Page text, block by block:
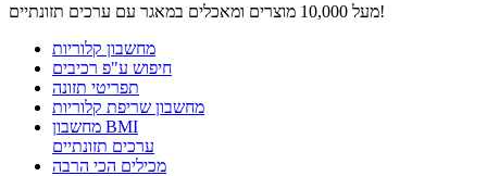
מעל 10,000 מוצרים ומאכלים במאגר עם ערכים תזונתיים!
מחשבון קלוריות
חיפוש ע"פ רכיבים
תפריטי תזונה
מחשבון שריפת קלוריות
מחשבון BMI
ערכים תזונתיים
מכילים הכי הרבה